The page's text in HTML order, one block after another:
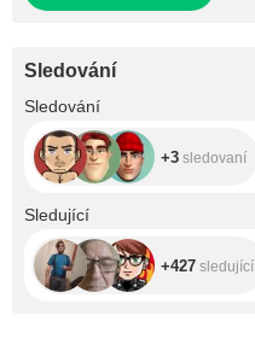
Sledování
Sledování
+3 sledovaní
Sledující
+427 sledující